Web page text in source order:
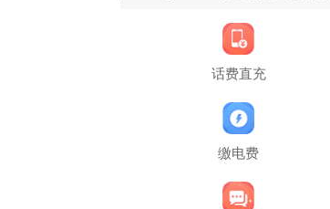
话费直充
缴电费